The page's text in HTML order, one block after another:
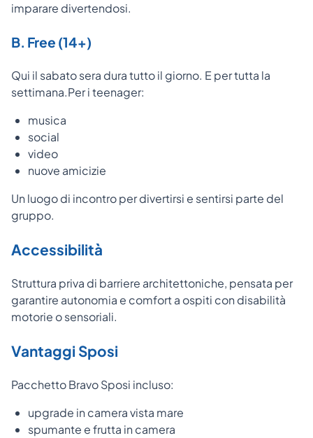
imparare divertendosi.
B. Free (14+)
Qui il sabato sera dura tutto il giorno. E per tutta la
settimana.Per i teenager:
musica
social
video
nuove amicizie
Un luogo di incontro per divertirsi e sentirsi parte del
gruppo.
Accessibilità
Struttura priva di barriere architettoniche, pensata per
garantire autonomia e comfort a ospiti con disabilità
motorie o sensoriali.
Vantaggi Sposi
Pacchetto Bravo Sposi incluso:
upgrade in camera vista mare
spumante e frutta in camera